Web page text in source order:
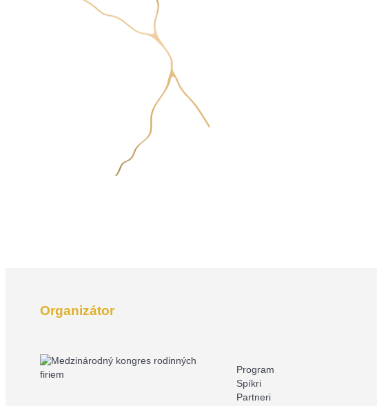
Organizátor
Program
Spíkri
Partneri